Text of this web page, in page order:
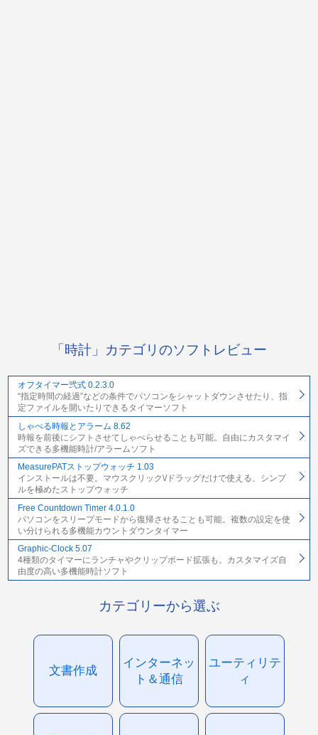
「時計」カテゴリのソフトレビュー
オフタイマー弐式 0.2.3.0
“指定時間の経過”などの条件でパソコンをシャットダウンさせたり、指
定ファイルを開いたりできるタイマーソフト
しゃべる時報とアラーム 8.62
時報を前後にシフトさせてしゃべらせることも可能。自由にカスタマイ
ズできる多機能時計/アラームソフト
MeasurePATストップウォッチ 1.03
インストールは不要。マウスクリック\/ドラッグだけで使える、シンプ
ルを極めたストップウォッチ
Free Countdown Timer 4.0.1.0
パソコンをスリープモードから復帰させることも可能。複数の設定を使
い分けられる多機能カウントダウンタイマー
Graphic-Clock 5.07
4種類のタイマーにランチャやクリップボード拡張も。カスタマイズ自
由度の高い多機能時計ソフト
カテゴリーから選ぶ
文書作成
インターネッ
ト＆通信
ユーティリテ
ィ